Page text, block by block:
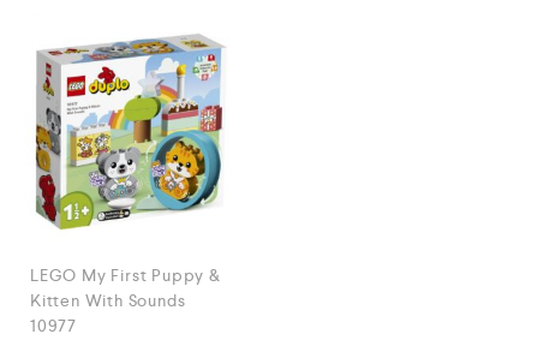
LEGO My First Puppy &
Kitten With Sounds
10977